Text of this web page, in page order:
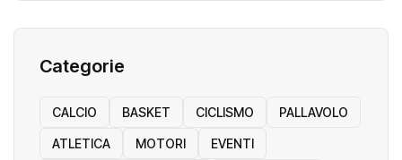
Categorie
CALCIO BASKET CICLISMO PALLAVOLO
ATLETICA MOTORI EVENTI